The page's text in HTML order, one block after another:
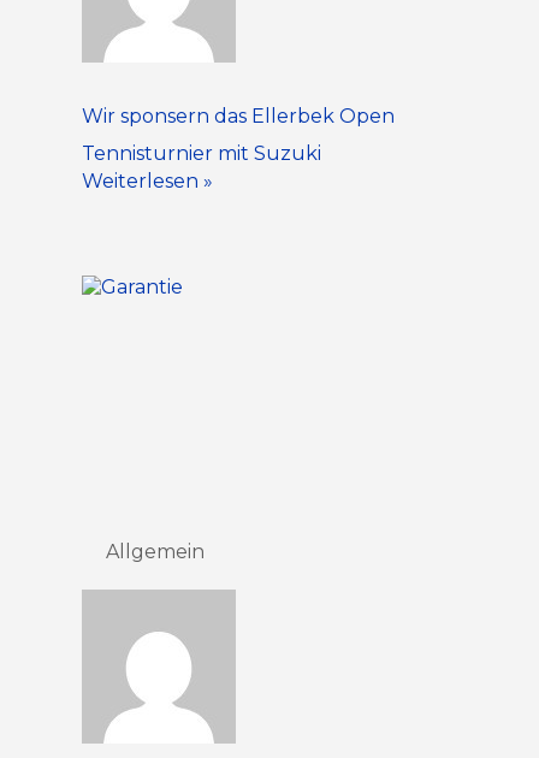
Wir sponsern das Ellerbek Open
Tennisturnier mit Suzuki
Weiterlesen »
Allgemein